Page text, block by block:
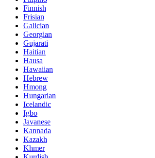
Finnish
Frisian
Galician
Georgian
Gujarati
Haitian
Hausa
Hawaiian
Hebrew
Hmong
Hungarian
Icelandic
Igbo
Javanese
Kannada
Kazakh
Khmer